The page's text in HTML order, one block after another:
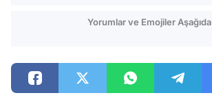
Yorumlar ve Emojiler Aşağıda